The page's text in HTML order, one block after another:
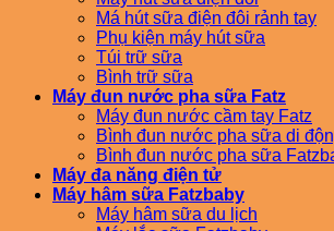
Má hút sữa điện đôi rảnh tay
Phụ kiện máy hút sữa
Túi trữ sữa
Bình trữ sữa
Máy đun nước pha sữa Fatz
Máy đun nước cầm tay Fatz
Bình đun nước pha sữa di
Bình đun nước pha sữa
Máy đa năng điện tử
Máy hâm sữa Fatzbaby
Máy hâm sữa du lịch